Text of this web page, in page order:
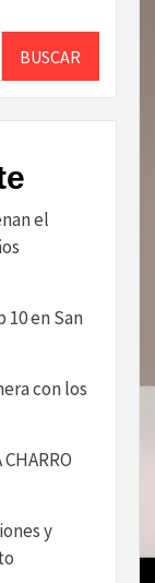
BUSCAR
el
10 en San
con los
CHARRO
y